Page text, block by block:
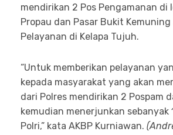
mendirikan 2 Pos Pengamanan di
Propau dan Pasar Bukit Kemuning
Pelayanan di Kelapa Tujuh.
“Untuk memberikan pelayanan
kepada masyarakat yang akan
dari Polres mendirikan 2 Pospam
kemudian menerjunkan sebanyak
Polri,” kata AKBP Kurniawan.